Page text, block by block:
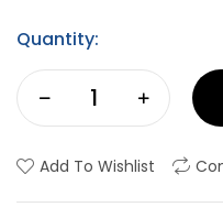
Quantity:
Add To Wishlist